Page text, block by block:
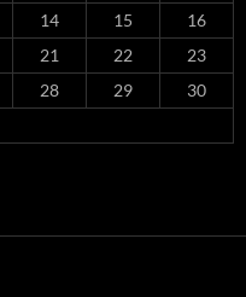
14 15
16
21 22
23
28 29
30